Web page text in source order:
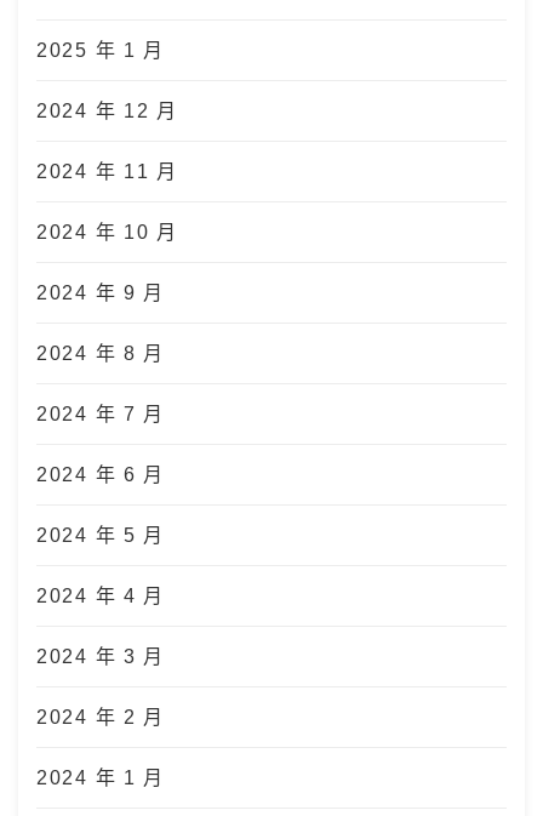
2025 年 1 月
2024 年 12 月
2024 年 11 月
2024 年 10 月
2024 年 9 月
2024 年 8 月
2024 年 7 月
2024 年 6 月
2024 年 5 月
2024 年 4 月
2024 年 3 月
2024 年 2 月
2024 年 1 月